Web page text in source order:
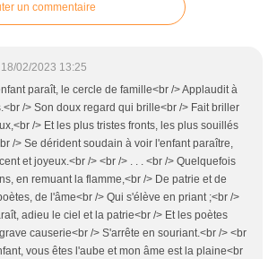
un commentaire
18/02/2023 13:25
paraît, le cercle de famille<br /> Applaudit à
/> Son doux regard qui brille<br /> Fait briller
/> Et les plus tristes fronts, les plus souillés
/> Se dérident soudain à voir l'enfant paraître,
et joyeux.<br /> <br /> . . . <br /> Quelquefois
en remuant la flamme,<br /> De patrie et de
de l'âme<br /> Qui s'élève en priant ;<br />
adieu le ciel et la patrie<br /> Et les poètes
causerie<br /> S'arrête en souriant.<br /> <br
vous êtes l'aube et mon âme est la plaine<br